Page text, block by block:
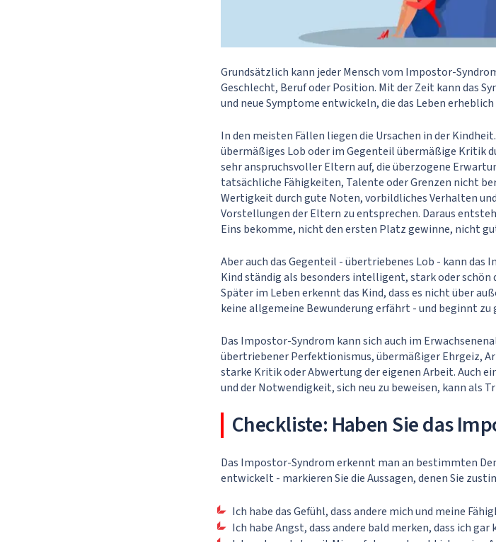
Grundsätzlich kann jeder Mensch vom Impostor-
Geschlecht, Beruf oder Position. Mit der Zeit kann das
und neue Symptome entwickeln, die das Leben
In den meisten Fällen liegen die Ursachen in der
übermäßiges Lob oder im Gegenteil übermäßige Kritik
sehr anspruchsvoller Eltern auf, die überzogene
tatsächliche Fähigkeiten, Talente oder Grenzen nicht
Wertigkeit durch gute Noten, vorbildliches Verhalten
Vorstellungen der Eltern zu entsprechen. Daraus
Eins bekomme, nicht den ersten Platz gewinne, nicht
Aber auch das Gegenteil - übertriebenes Lob - kann
Kind ständig als besonders intelligent, stark oder
Später im Leben erkennt das Kind, dass es nicht über
keine allgemeine Bewunderung erfährt - und beginnt zu
Das Impostor-Syndrom kann sich auch im
übertriebener Perfektionismus, übermäßiger Ehrgeiz,
starke Kritik oder Abwertung der eigenen Arbeit. Auch
und der Notwendigkeit, sich neu zu beweisen, kann als
Checkliste: Haben Sie das
Das Impostor-Syndrom erkennt man an bestimmten
entwickelt - markieren Sie die Aussagen, denen Sie
Ich habe das Gefühl, dass andere mich und meine
Ich habe Angst, dass andere bald merken, dass ich gar